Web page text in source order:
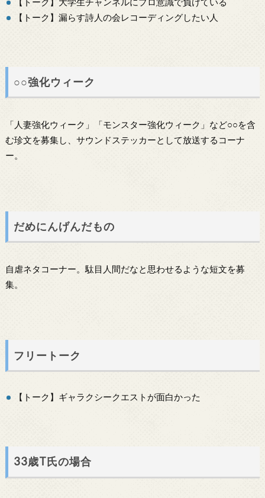
【トーク】漏らす詩人の会レコーディングしたい人
○○強化ウィーク
「人妻強化ウィーク」「モンスター強化ウィーク」など○○を含
む珍文を募集し、サウンドステッカーとして放送するコーナ
ー。
だめにんげんだもの
自虐ネタコーナー。駄目人間だなと思わせるような短文を募
集。
フリートーク
【トーク】ギャラクシークエストが面白かった
33歳T氏の場合